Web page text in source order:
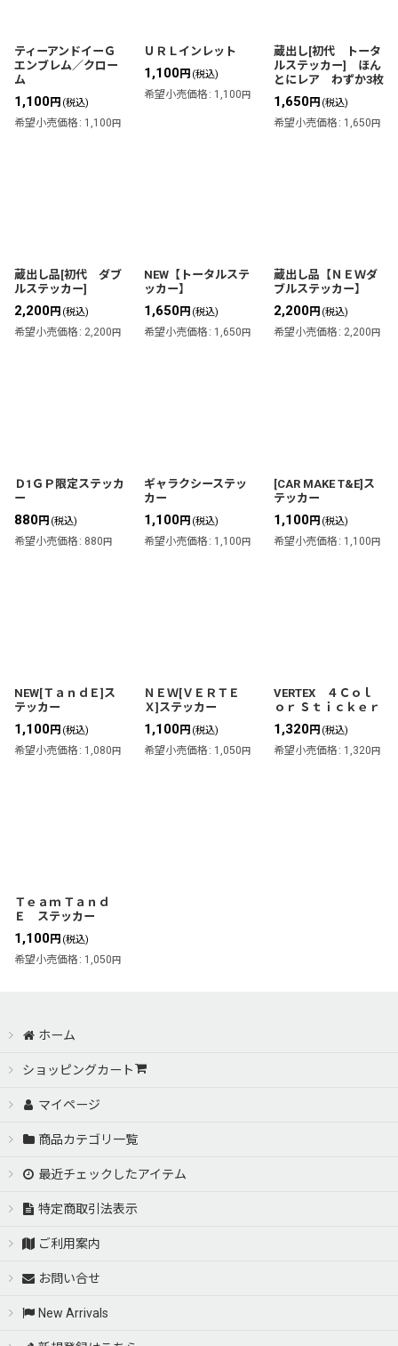
ティーアンドイーＧ
エンブレム／クロー
ム
1,100円 (税込)
希望小売価格 : 1,100円
ＵＲＬインレット
1,100円 (税込)
希望小売価格 : 1,100円
蔵出し[初代 トータ
ルステッカー] ほん
とにレア わずか3枚
1,650円 (税込)
希望小売価格 : 1,650円
蔵出し品[初代 ダブ
ルステッカー]
2,200円 (税込)
希望小売価格 : 2,200円
NEW【トータルステ
ッカー】
1,650円 (税込)
希望小売価格 : 1,650円
蔵出し品【ＮＥＷダ
ブルステッカー】
2,200円 (税込)
希望小売価格 : 2,200円
Ｄ1ＧＰ限定ステッカ
ー
880円 (税込)
希望小売価格 : 880円
ギャラクシーステッ
カー
1,100円 (税込)
希望小売価格 : 1,100円
[CAR MAKE T&E]ス
テッカー
1,100円 (税込)
希望小売価格 : 1,100円
NEW[ＴａｎｄＥ]ス
テッカー
1,100円 (税込)
希望小売価格 : 1,080円
ＮＥＷ[ＶＥＲＴＥ
Ｘ]ステッカー
1,100円 (税込)
希望小売価格 : 1,050円
VERTEX ４Ｃｏｌ
ｏｒ Ｓｔｉｃｋｅｒ
1,320円 (税込)
希望小売価格 : 1,320円
Ｔｅａｍ Ｔａｎｄ
Ｅ ステッカー
1,100円 (税込)
希望小売価格 : 1,050円
ホーム
ショッピングカート
マイページ
商品カテゴリ一覧
最近チェックしたアイテム
特定商取引法表示
ご利用案内
お問い合せ
New Arrivals